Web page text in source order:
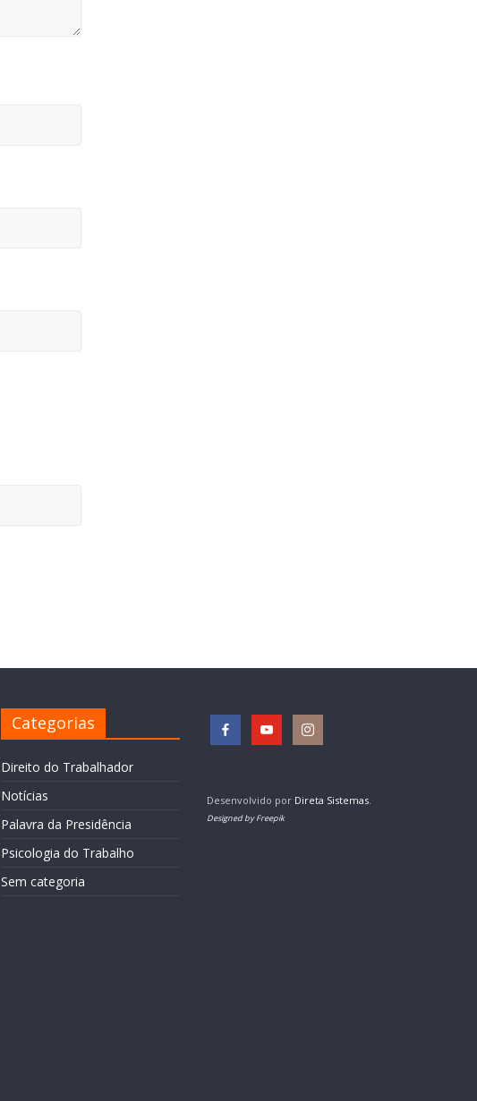
Categorias
Direito do Trabalhador
Notícias
Palavra da Presidência
Psicologia do Trabalho
Sem categoria
Desenvolvido por Direta Sistemas.
Designed by Freepik